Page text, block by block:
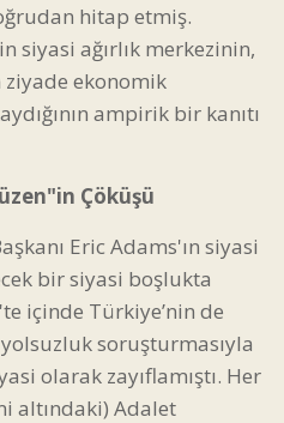
hitap etmiş.
siyasi ağırlık merkezinin,
ekonomik
ampirik bir kanıtı
Çöküşü
Eric Adams'ın siyasi
bir siyasi boşlukta
içinde Türkiye’nin de
soruşturmasıyla
olarak zayıflamıştı. Her
altındaki) Adalet